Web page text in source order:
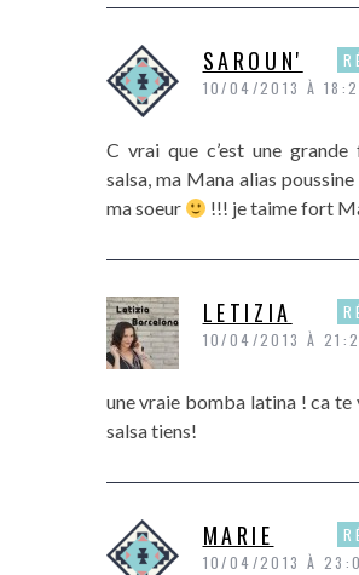
SAROUN'
10/04/2013 À
C vrai que c’est une grande
salsa, ma Mana alias
ma soeur
!!! je taime fort
LETIZIA
10/04/2013 À
une vraie bomba latina ! ca te
salsa tiens!
MARIE
10/04/2013 À